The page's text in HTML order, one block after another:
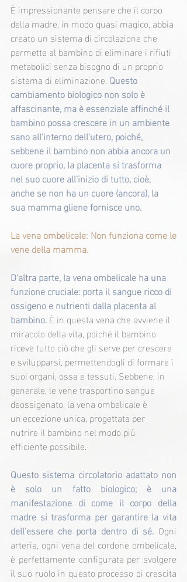
È impressionante pensare che il corpo
della madre, in modo quasi magico, abbia
creato un sistema di circolazione che
permette al bambino di eliminare i rifiuti
metabolici senza bisogno di un proprio
sistema di eliminazione. Questo
cambiamento biologico non solo è
affascinante, ma è essenziale affinché il
bambino possa crescere in un ambiente
sano all'interno dell'utero, poiché,
sebbene il bambino non abbia ancora un
cuore proprio, la placenta si trasforma
nel suo cuore all'inizio di tutto, cioè,
anche se non ha un cuore (ancora), la
sua mamma gliene fornisce uno.
La vena ombelicale: Non funziona come le
vene della mamma.
D'altra parte, la vena ombelicale ha una
funzione cruciale: porta il sangue ricco di
ossigeno e nutrienti dalla placenta al
bambino. È in questa vena che avviene il
miracolo della vita, poiché il bambino
riceve tutto ciò che gli serve per crescere
e svilupparsi, permettendogli di formare i
suoi organi, ossa e tessuti. Sebbene, in
generale, le vene trasportino sangue
deossigenato, la vena ombelicale è
un'eccezione unica, progettata per
nutrire il bambino nel modo più
efficiente possibile.
Questo sistema circolatorio adattato non
è solo un fatto biologico; è una
manifestazione di come il corpo della
madre si trasforma per garantire la vita
dell'essere che porta dentro di sé. Ogni
arteria, ogni vena del cordone ombelicale,
è perfettamente configurata per svolgere
il suo ruolo in questo processo di crescita